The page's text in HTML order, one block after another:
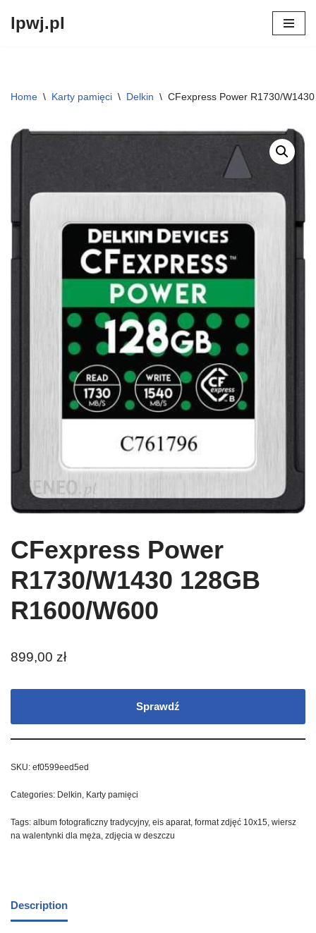
lpwj.pl
Home \ Karty pamięci \ Delkin \ CFexpress Power R1730/
CFexpress Power
R1730/W1430 128GB
R1600/W600
899,00 zł
Sprawdź
SKU: ef0599eed5ed
Categories: Delkin Karty pamięci
Tags: album fotograficzny tradycyjny, eis aparat format zdjęć 10x15 wiersz
na walentynki dla męża zdjęcia w deszczu
Description